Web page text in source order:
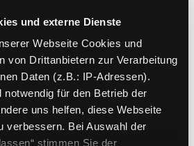
und externe Dienste
Webseite Cookies und
von Drittanbietern zur Verarbeitung
Daten (z.B.: IP-Adressen).
notwendig für den Betrieb der
uns helfen, diese Webseite
verbessern. Bei Auswahl der
stimmen Sie der
Details von Sechs Jahre
Sachbuch
Jahre
Oldtimer durch 54 Länder
Hoppe, Sabine;Rahn,
Suche nach diesem Verfasser
2019